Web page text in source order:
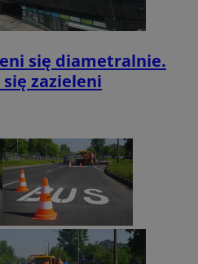
się diametralnie.
zazieleni